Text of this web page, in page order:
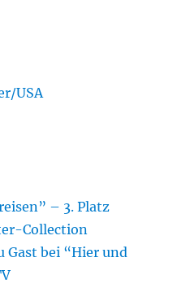
USA
– 3. Platz
Collection
Gast bei “Hier und